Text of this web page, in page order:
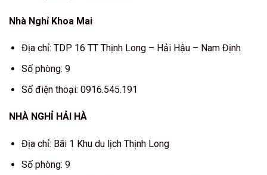
Nhà Nghỉ Khoa Mai
Địa chỉ: TDP 16 TT Thịnh Long – Hải Hậu – Nam Định
Số phòng: 9
Số điện thoại: 0916.545.191
NHÀ NGHỈ HẢI HÀ
Địa chỉ: Bãi 1 Khu du lịch Thịnh Long
Số phòng: 9